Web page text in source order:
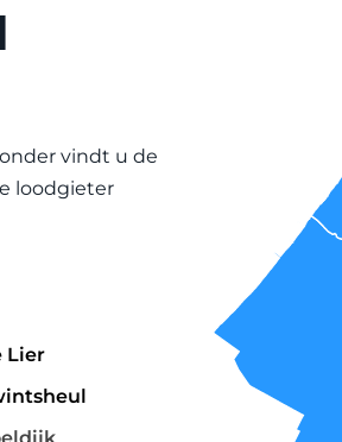
vindt u de
loodgieter
Lier